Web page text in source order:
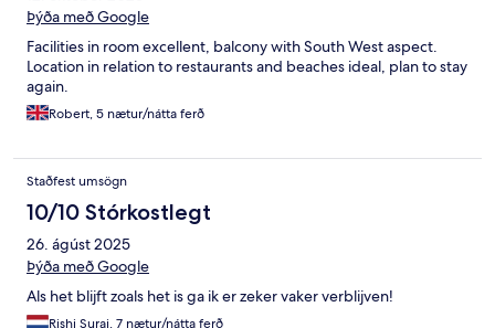
Þýða með Google
Facilities in room excellent, balcony with South West aspect.
Location in relation to restaurants and beaches ideal, plan to stay
again.
Robert, 5 nætur/nátta ferð
Staðfest umsögn
10/10 Stórkostlegt
26. ágúst 2025
Þýða með Google
Als het blijft zoals het is ga ik er zeker vaker verblijven!
Rishi Suraj, 7 nætur/nátta ferð